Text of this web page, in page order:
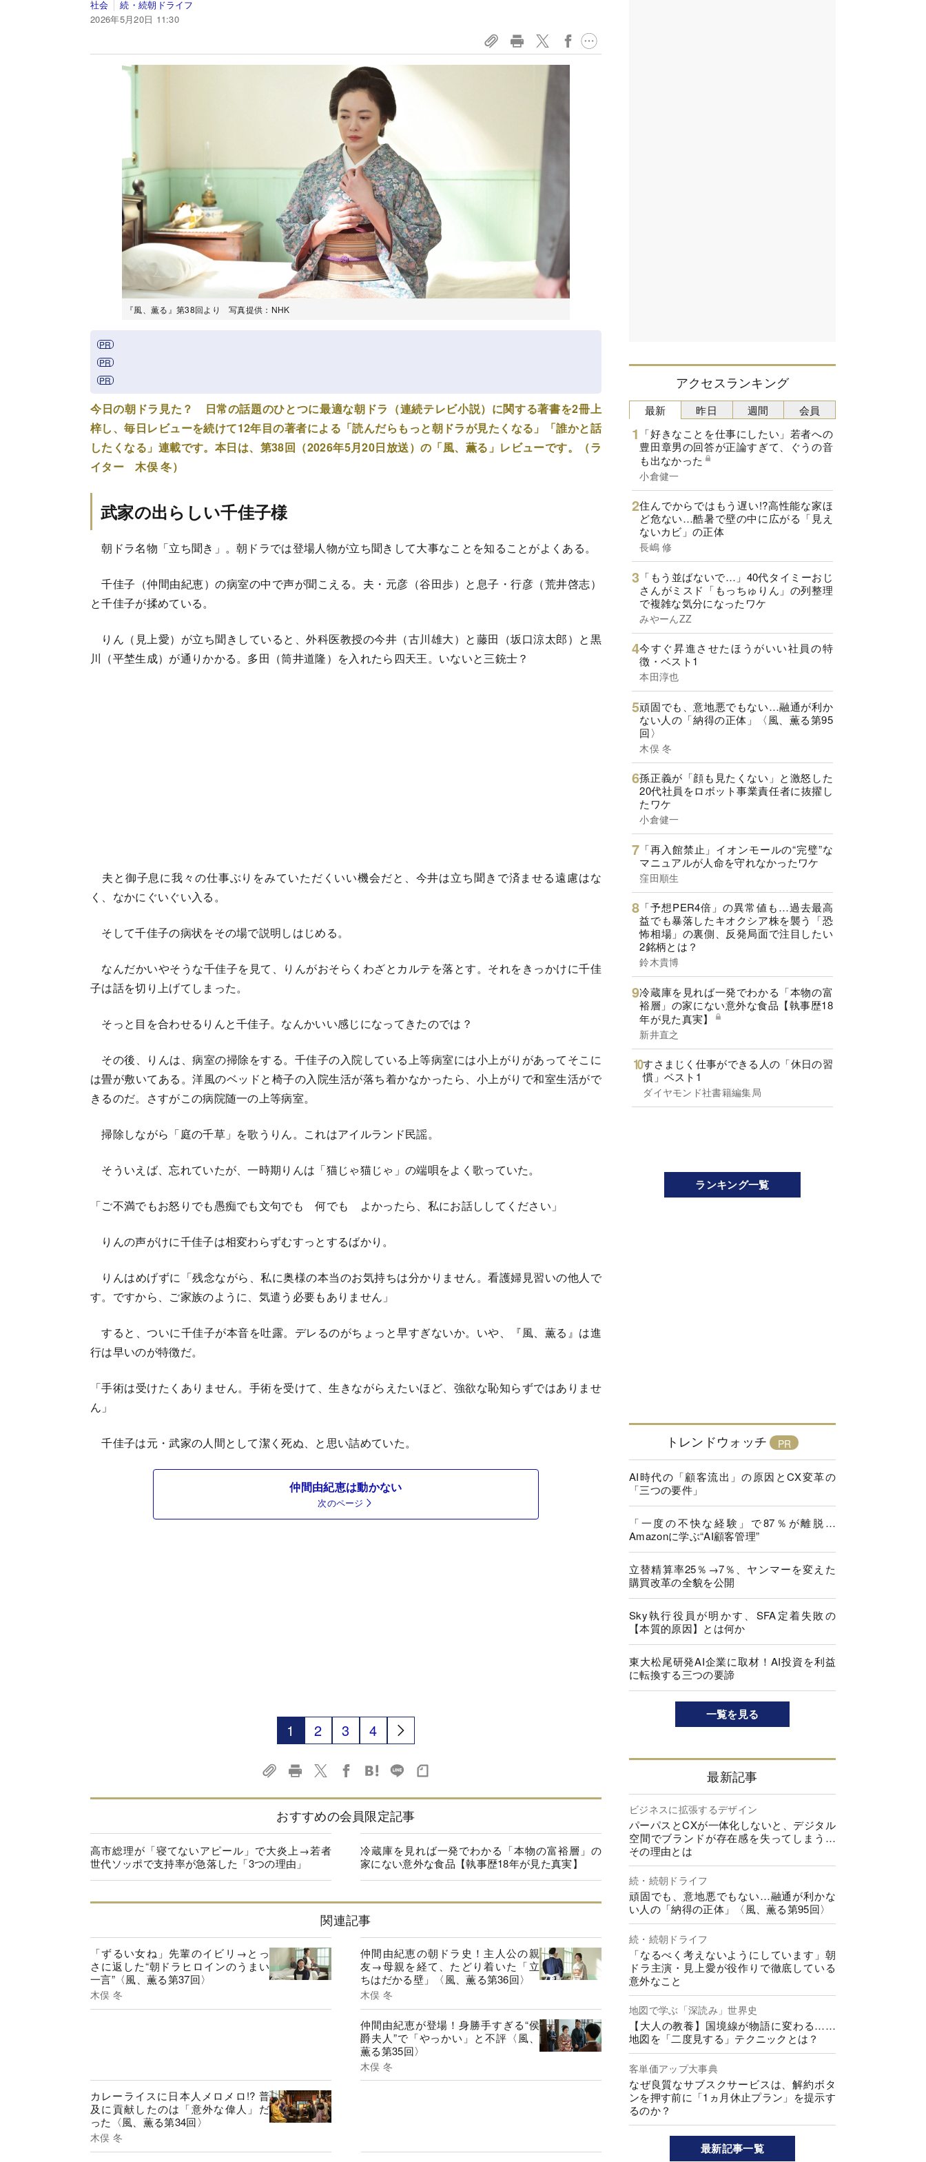
社会
続・続朝ドライフ
2026年5月20日 11:30
『風、薫る』第38回より 写真提供：NHK
今日の朝ドラ見た？ 日常の話題のひとつに最適な朝ドラ（連続テレビ小説）に関する著書を2冊上
梓し、毎日レビューを続けて12年目の著者による「読んだらもっと朝ドラが見たくなる」「誰かと話
したくなる」連載です。本日は、第38回（2026年5月20日放送）の「風、薫る」レビューです。（ラ
イター 木俣 冬）
武家の出らしい千佳子様
朝ドラ名物「立ち聞き」。朝ドラでは登場人物が立ち聞きして大事なことを知ることがよくある。
千佳子（仲間由紀恵）の病室の中で声が聞こえる。夫・元彦（谷田歩）と息子・行彦（荒井啓志）
と千佳子が揉めている。
りん（見上愛）が立ち聞きしていると、外科医教授の今井（古川雄大）と藤田（坂口涼太郎）と黒
川（平埜生成）が通りかかる。多田（筒井道隆）を入れたら四天王。いないと三銃士？
夫と御子息に我々の仕事ぶりをみていただくいい機会だと、今井は立ち聞きで済ませる遠慮はな
く、なかにぐいぐい入る。
そして千佳子の病状をその場で説明しはじめる。
なんだかいやそうな千佳子を見て、りんがおそらくわざとカルテを落とす。それをきっかけに千佳
子は話を切り上げてしまった。
そっと目を合わせるりんと千佳子。なんかいい感じになってきたのでは？
その後、りんは、病室の掃除をする。千佳子の入院している上等病室には小上がりがあってそこに
は畳が敷いてある。洋風のベッドと椅子の入院生活が落ち着かなかったら、小上がりで和室生活がで
きるのだ。さすがこの病院随一の上等病室。
掃除しながら「庭の千草」を歌うりん。これはアイルランド民謡。
そういえば、忘れていたが、一時期りんは「猫じゃ猫じゃ」の端唄をよく歌っていた。
「ご不満でもお怒りでも愚痴でも文句でも 何でも よかったら、私にお話ししてください」
りんの声がけに千佳子は相変わらずむすっとするばかり。
りんはめげずに「残念ながら、私に奥様の本当のお気持ちは分かりません。看護婦見習いの他人で
す。ですから、ご家族のように、気遣う必要もありません」
すると、ついに千佳子が本音を吐露。デレるのがちょっと早すぎないか。いや、『風、薫る』は進
行は早いのが特徴だ。
「手術は受けたくありません。手術を受けて、生きながらえたいほど、強欲な恥知らずではありませ
ん」
千佳子は元・武家の人間として潔く死ぬ、と思い詰めていた。
仲間由紀恵は動かない
次のページ
1 2 3 4
おすすめの会員限定記事
高市総理が「寝てないアピール」で大炎上→若者
世代ソッポで支持率が急落した「3つの理由」
冷蔵庫を見れば一発でわかる「本物の富裕層」の
家にない意外な食品【執事歴18年が見た真実】
関連記事
「ずるい女ね」先輩のイビリ→とっ
さに返した“朝ドラヒロインのうまい
一言”〈風、薫る第37回〉
木俣 冬
仲間由紀恵の朝ドラ史！主人公の親
友→母親を経て、たどり着いた「立
ちはだかる壁」〈風、薫る第36回〉
木俣 冬
仲間由紀恵が登場！身勝手すぎる“侯
爵夫人”で「やっかい」と不評〈風、
薫る第35回〉
木俣 冬
カレーライスに日本人メロメロ!? 普
及に貢献したのは「意外な偉人」だ
った〈風、薫る第34回〉
木俣 冬
アクセスランキング
最新
「好きなことを仕事にしたい」若者への
豊田章男の回答が正論すぎて、ぐうの音
も出なかった
小倉健一
住んでからではもう遅い!?高性能な家ほ
ど危ない…酷暑で壁の中に広がる「見え
ないカビ」の正体
長嶋 修
「もう並ばないで…」40代タイミーおじ
さんがミスド「もっちゅりん」の列整理
で複雑な気分になったワケ
みやーんZZ
今すぐ昇進させたほうがいい社員の特
徴・ベスト1
本田淳也
頑固でも、意地悪でもない…融通が利か
ない人の「納得の正体」〈風、薫る第95
回〉
木俣 冬
孫正義が「顔も見たくない」と激怒した
20代社員をロボット事業責任者に抜擢し
たワケ
小倉健一
「再入館禁止」イオンモールの“完璧”な
マニュアルが人命を守れなかったワケ
窪田順生
「予想PER4倍」の異常値も…過去最高
益でも暴落したキオクシア株を襲う「恐
怖相場」の裏側、反発局面で注目したい
2銘柄とは？
鈴木貴博
冷蔵庫を見れば一発でわかる「本物の富
裕層」の家にない意外な食品【執事歴18
年が見た真実】
新井直之
すさまじく仕事ができる人の「休日の習
慣」ベスト1
ダイヤモンド社書籍編集局
昨日 週間 会員
ランキング一覧
トレンドウォッチ
AI時代の「顧客流出」の原因とCX変革の
「三つの要件」
「一度の不快な経験」で87％が離脱…
Amazonに学ぶ“AI顧客管理”
立替精算率25％→7％、ヤンマーを変えた
購買改革の全貌を公開
Sky執行役員が明かす、SFA定着失敗の
【本質的原因】とは何か
東大松尾研発AI企業に取材！AI投資を利益
に転換する三つの要諦
一覧を見る
最新記事
ビジネスに拡張するデザイン
パーパスとCXが一体化しないと、デジタル
空間でブランドが存在感を失ってしまう…
その理由とは
続・続朝ドライフ
頑固でも、意地悪でもない…融通が利かな
い人の「納得の正体」〈風、薫る第95回〉
続・続朝ドライフ
「なるべく考えないようにしています」朝
ドラ主演・見上愛が役作りで徹底している
意外なこと
地図で学ぶ「深読み」世界史
【大人の教養】国境線が物語に変わる……
地図を「二度見する」テクニックとは？
客単価アップ大事典
なぜ良質なサブスクサービスは、解約ボタ
ンを押す前に「1ヵ月休止プラン」を提示す
るのか？
最新記事一覧